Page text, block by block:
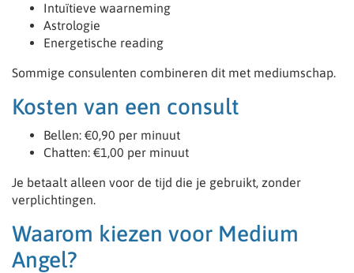
Intuïtieve waarneming
Astrologie
Energetische reading
Sommige consulenten combineren dit met mediumschap.
Kosten van een consult
Bellen: €0,90 per minuut
Chatten: €1,00 per minuut
Je betaalt alleen voor de tijd die je gebruikt, zonder
verplichtingen.
Waarom kiezen voor Medium
Angel?